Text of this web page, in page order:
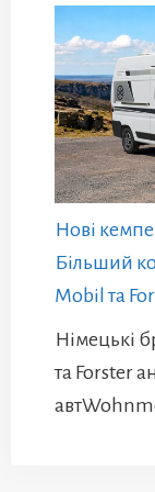
Нові
Більший
Mobil та
Німецькі
та Forster